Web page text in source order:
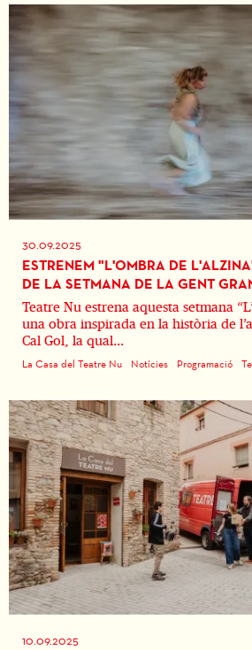
30.09.2025
ESTRENEM "L'OMBRA DE
DE LA SETMANA DE LA GENT
Teatre Nu estrena aquesta setmana
una obra inspirada en la història de
Cal Gol, la qual...
La Casa del Teatre Nu Notícies Programació
10.09.2025